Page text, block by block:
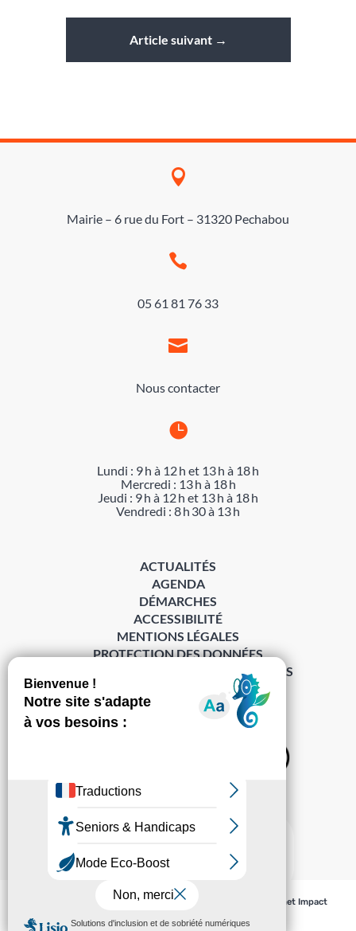
Article suivant→

Mairie – 6 rue du Fort – 31320 Pechabou

05 61 81 76 33

Nous contacter

Lundi : 9 h à 12 h et 13 h à 18 h
Mercredi : 13 h à 18 h
Jeudi : 9 h à 12 h et 13 h à 18 h
Vendredi : 8 h 30 à 13 h
S’abonner à la Gazette ›
ACTUALITÉS
AGENDA
DÉMARCHES
ACCESSIBILITÉ
MENTIONS LÉGALES
PROTECTION DES DONNÉES
POLITIQUE DE GESTION DES COOKIES
© Pechabou 2022 | Tous droits réservés – Conception
Cabinet Impact
Evolution